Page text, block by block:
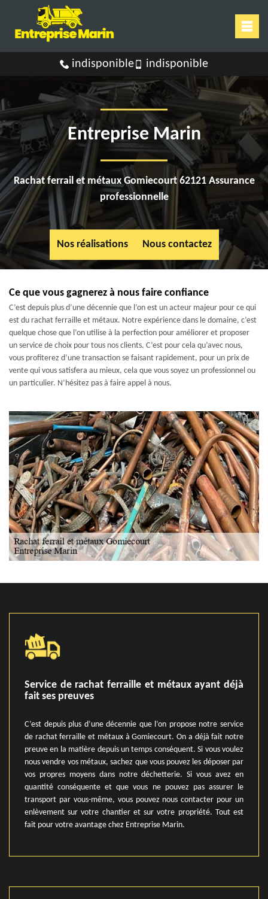
indisponible indisponible
Entreprise Marin
Rachat ferrail et métaux Gomiecourt 62121 Assurance
professionnelle
Nos réalisations Nous contactez
Ce que vous gagnerez à nous faire confiance
C’est depuis plus d’une décennie que l’on est un acteur majeur pour ce qui
est du rachat ferraille et métaux. Notre expérience dans le domaine, c’est
quelque chose que l’on utilise à la perfection pour améliorer et proposer
un service de choix pour tous nos clients. C’est pour cela qu’avec nous,
vous profiterez d’une transaction se faisant rapidement, pour un prix de
vente qui vous satisfera au mieux, cela que vous soyez un professionnel ou
un particulier. N’hésitez pas à faire appel à nous.
Service de rachat ferraille et métaux ayant déjà
fait ses preuves
C’est depuis plus d’une décennie que l’on propose notre service
de rachat ferraille et métaux à Gomiecourt. On a déjà fait notre
preuve en la matière depuis un temps conséquent. Si vous voulez
nous vendre vos métaux, sachez que vous pouvez les déposer par
vos propres moyens dans notre déchetterie. Si vous avez en
quantité conséquente et que vous ne pouvez pas assurer le
transport par vous-même, vous pouvez nous contacter pour un
enlèvement sur votre chantier et sur votre propriété. Tout est
fait pour votre avantage chez Entreprise Marin.